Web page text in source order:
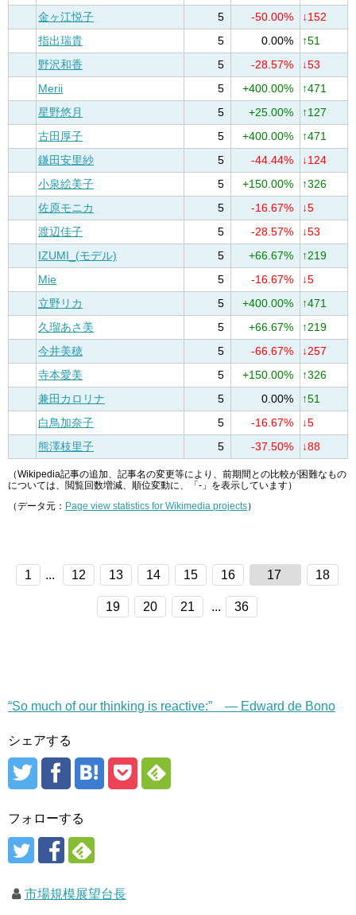
金ヶ江悦子 5 -50.00%
↓152
指出瑞貴
5 0.00%
↑51
野沢和香
5 -28.57%
↓53
Merii
5 +400.00%
↑471
星野悠月
5 +25.00%
↑127
古田厚子
5 +400.00%
↑471
鎌田安里紗
5 -44.44%
↓124
小泉絵美子
5 +150.00%
↑326
佐原モニカ
5 -16.67%
↓5
渡辺佳子
5 -28.57%
↓53
IZUMI_(モデル)
5 +66.67%
↑219
Mie
5 -16.67%
↓5
立野リカ
5 +400.00%
↑471
久瑠あさ美
5 +66.67%
↑219
今井美穂
5 -66.67%
↓257
寺本愛美
5 +150.00%
↑326
兼田カロリナ
5 0.00%
↑51
白鳥加奈子
5 -16.67%
↓5
熊澤枝里子
5 -37.50% ↓88
（Wikipedia記事の追加、記事名の変更等により、前期間との比較が困難なもの
については、閲覧回数増減、順位変動に、「-」を表示しています）
（データ元： Page view statistics for Wikimedia projects）
1 ... 12 13 14 15 16 17 18
19 20 21 ... 36
“So much of our thinking is reactive:” — Edward de Bono
シェアする
フォローする
市場規模展望台長